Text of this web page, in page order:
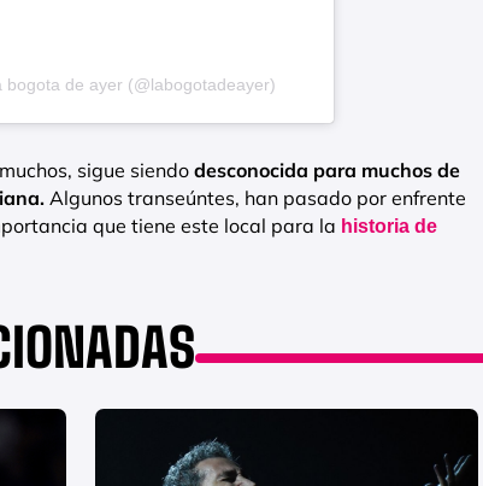
de ayer (@labogotadeayer)
sigue siendo desconocida para muchos de
Algunos transeúntes, han pasado por enfrente
que tiene este local para la historia de